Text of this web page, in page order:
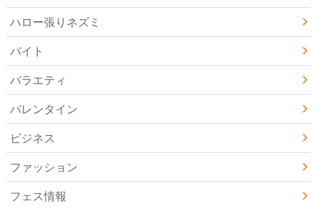
ハロー張りネズミ
バイト
バラエティ
バレンタイン
ビジネス
ファッション
フェス情報